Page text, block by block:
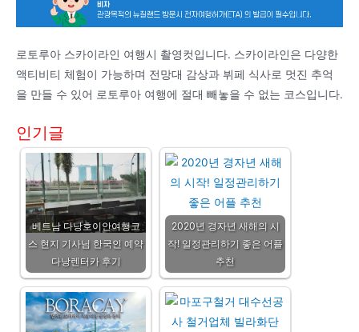
로토루아 스카이라인 여행시 촬영컷입니다. 스카이라인은 다양한
액티비티 체험이 가능하며 전망대 감상과 뷔페 식사로 멋진 추억
을 만들 수 있어 로토루아 여행에 절대 빼놓을 수 없는 코스입니다.
인기글
베트남 다낭호이안여행코
스 현지 기사님 한국인 예약
다낭렌터카 후기
2020년 경자년 새해의 시
작! 일정관리하기 좋은 어플
추천